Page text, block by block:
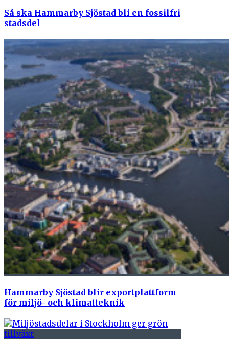
Så ska Hammarby Sjöstad bli en fossilfri
stadsdel
Hammarby Sjöstad blir exportplattform
för miljö- och klimatteknik